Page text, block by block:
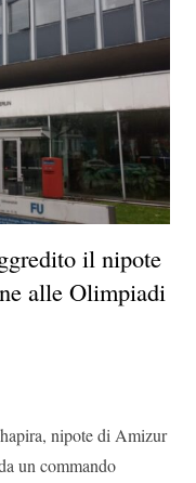
il nipote
alle Olimpiadi
nipote di Amizur
un commando